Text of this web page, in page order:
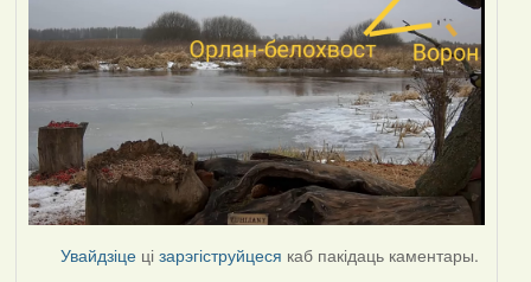
Увайдзіце цізарэгіструйцеся каб пакідаць каментары.